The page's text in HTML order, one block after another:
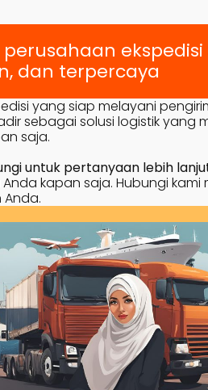
dan terpercaya
yang siap melayani
sebagai solusi logistik yang
saja.
untuk pertanyaan lebih
kapan saja. Hubungi